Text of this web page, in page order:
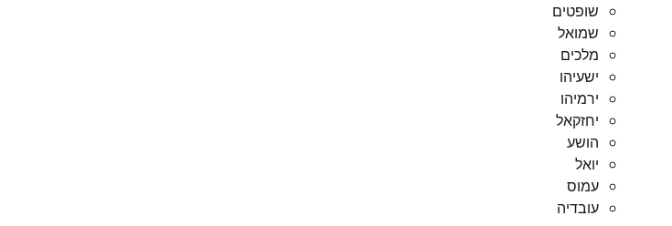
שופטים
שמואל
מלכים
ישעיהו
ירמיהו
יחזקאל
הושע
יואל
עמוס
עובדיה